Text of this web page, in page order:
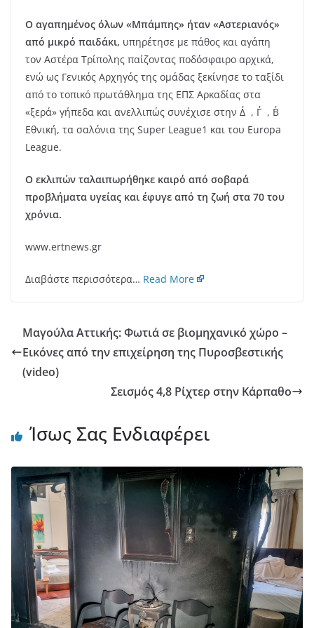
Ο αγαπημένος όλων «Μπάμπης» ήταν «Αστεριανός»
από μικρό παιδάκι, υπηρέτησε με πάθος και αγάπη
τον Αστέρα Τρίπολης παίζοντας ποδόσφαιρο αρχικά,
ενώ ως Γενικός Αρχηγός της ομάδας ξεκίνησε το ταξίδι
από το τοπικό πρωτάθλημα της ΕΠΣ Αρκαδίας στα
«ξερά» γήπεδα και ανελλιπώς συνέχισε στην Δ΄, Γ΄, Β΄
Εθνική, τα σαλόνια της Super League1 και του Europa
League.
Ο εκλιπών ταλαιπωρήθηκε καιρό από σοβαρά
προβλήματα υγείας και έφυγε από τη ζωή στα 70 του
χρόνια.
www.ertnews.gr
Διαβάστε περισσότερα… Read More
Μαγούλα Αττικής: Φωτιά σε βιομηχανικό χώρο –
Εικόνες από την επιχείρηση της Πυροσβεστικής
(video)
Σεισμός 4,8 Ρίχτερ στην Κάρπαθο
Ίσως Σας Ενδιαφέρει